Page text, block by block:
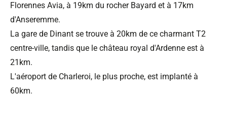
Florennes Avia, à 19km du rocher Bayard et à 17km
d'Anseremme.
La gare de Dinant se trouve à 20km de ce charmant T2
centre-ville, tandis que le château royal d'Ardenne est à
21km.
L'aéroport de Charleroi, le plus proche, est implanté à
60km.